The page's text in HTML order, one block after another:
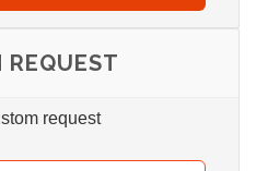
REQUEST
request